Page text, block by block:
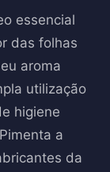
essencial
das folhas
aroma
utilização
higiene
a
da